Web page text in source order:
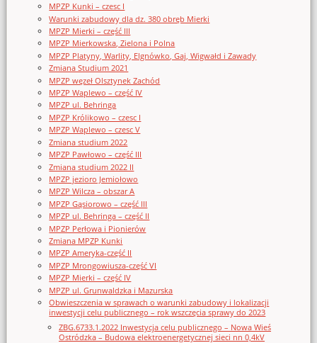
MPZP Kunki – czesc I
Warunki zabudowy dla dz. 380 obręb Mierki
MPZP Mierki – część III
MPZP Mierkowska, Zielona i Polna
MPZP Platyny, Warlity, Elgnówko, Gaj, Wigwałd i Zawady
Zmiana Studium 2021
MPZP węzeł Olsztynek Zachód
MPZP Waplewo – część IV
MPZP ul. Behringa
MPZP Królikowo – czesc I
MPZP Waplewo – czesc V
Zmiana studium 2022
MPZP Pawłowo – część III
Zmiana studium 2022 II
MPZP jezioro Jemiołowo
MPZP Wilcza – obszar A
MPZP Gąsiorowo – część III
MPZP ul. Behringa – część II
MPZP Perłowa i Pionierów
Zmiana MPZP Kunki
MPZP Ameryka-część II
MPZP Mrongowiusza-część VI
MPZP Mierki – część IV
MPZP ul. Grunwaldzka i Mazurska
Obwieszczenia w sprawach o warunki zabudowy i lokalizacji
inwestycji celu publicznego – rok wszczęcia sprawy do 2023
ZBG.6733.1.2022 Inwestycja celu publicznego – Nowa Wieś
Ostródzka – Budowa elektroenergetycznej sieci nn 0,4kV